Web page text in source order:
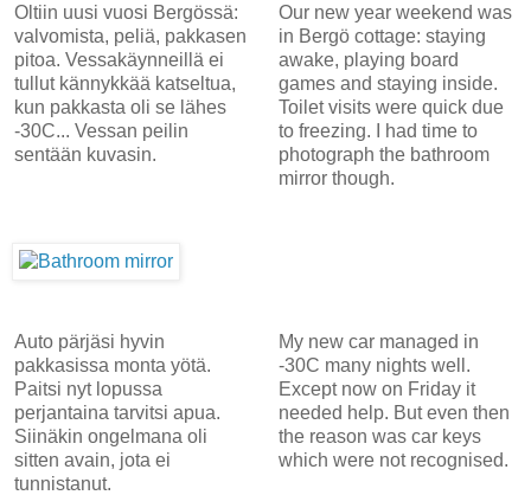
Oltiin uusi vuosi Bergössä:
valvomista, peliä, pakkasen
pitoa. Vessakäynneillä ei
tullut kännykkää katseltua,
kun pakkasta oli se lähes
-30C... Vessan peilin
sentään kuvasin.
Our new year weekend was
in Bergö cottage: staying
awake, playing board
games and staying inside.
Toilet visits were quick due
to freezing. I had time to
photograph the bathroom
mirror though.
Auto pärjäsi hyvin
pakkasissa monta yötä.
Paitsi nyt lopussa
perjantaina tarvitsi apua.
Siinäkin ongelmana oli
sitten avain, jota ei
tunnistanut.
My new car managed in
-30C many nights well.
Except now on Friday it
needed help. But even then
the reason was car keys
which were not recognised.